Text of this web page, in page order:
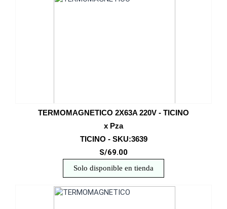
TERMOMAGNETICO 2X63A 220V - TICINO
x Pza
TICINO - SKU:3639
S/69.00
Solo disponible en tienda